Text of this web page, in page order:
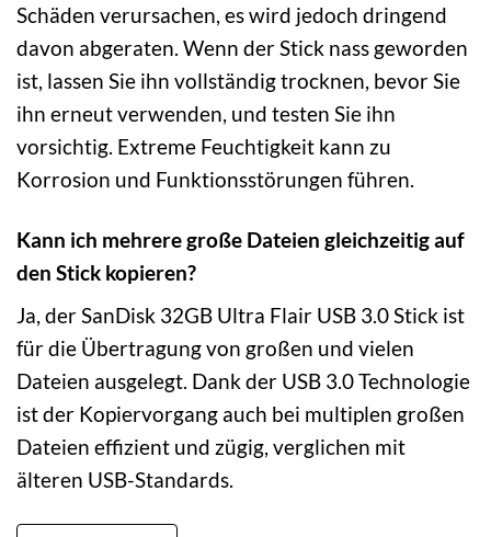
Schäden verursachen, es wird jedoch dringend
davon abgeraten. Wenn der Stick nass geworden
ist, lassen Sie ihn vollständig trocknen, bevor Sie
ihn erneut verwenden, und testen Sie ihn
vorsichtig. Extreme Feuchtigkeit kann zu
Korrosion und Funktionsstörungen führen.
Kann ich mehrere große Dateien gleichzeitig auf
den Stick kopieren?
Ja, der SanDisk 32GB Ultra Flair USB 3.0 Stick ist
für die Übertragung von großen und vielen
Dateien ausgelegt. Dank der USB 3.0 Technologie
ist der Kopiervorgang auch bei multiplen großen
Dateien effizient und zügig, verglichen mit
älteren USB-Standards.